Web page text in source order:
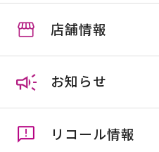
スマイルカウンター
すべて
全店舗
店舗限定
店舗情報
ホームセンター
ペットプラネット
ネオ・サイクリスタ
お知らせ
すべて
リコール情報